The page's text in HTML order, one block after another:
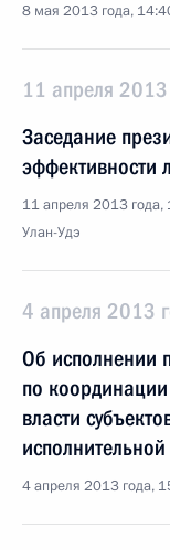
8 мая 2013 года,
11 апреля 2013
Заседание
эффективности
11 апреля 2013 года,
Улан-Удэ
4 апреля 2013
Об исполнении
по координации
власти
исполнительной
4 апреля 2013 года,